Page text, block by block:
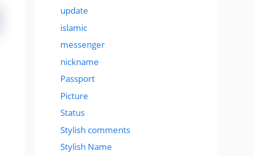
update
islamic
messenger
nickname
Passport
Picture
Status
Stylish comments
Stylish Name